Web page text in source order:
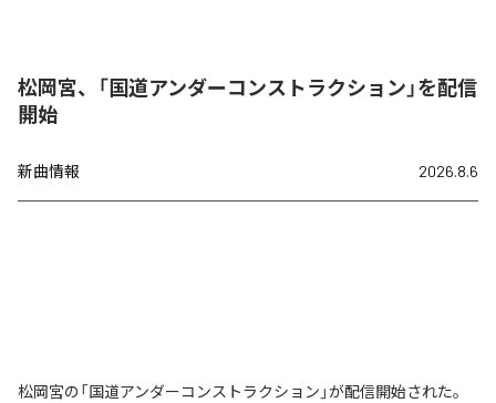
松岡宮、「国道アンダーコンストラクション」を配信
開始
新曲情報 2026.8.6
松岡宮の「国道アンダーコンストラクション」が配信開始された。